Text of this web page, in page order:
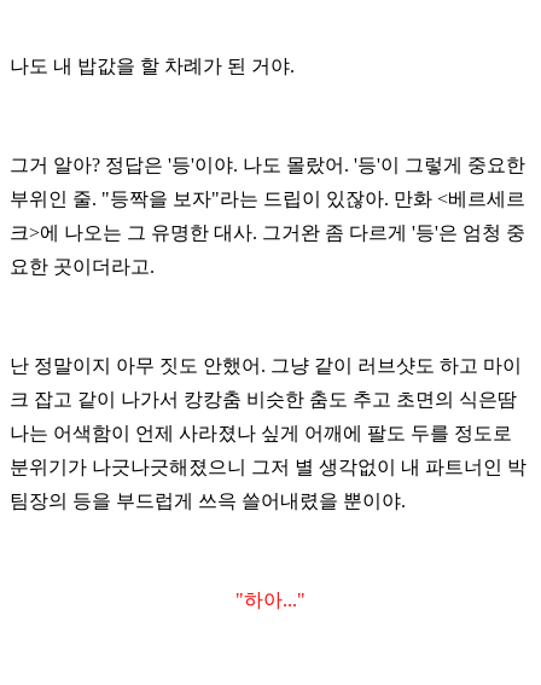
나도 내 밥값을 할 차례가 된 거야.
그거 알아? 정답은 '등'이야. 나도 몰랐어. '등'이 그렇게 중요한
부위인 줄. "등짝을 보자"라는 드립이 있잖아. 만화 <베르세르
크>에 나오는 그 유명한 대사. 그거완 좀 다르게 '등'은 엄청 중
요한 곳이더라고.
난 정말이지 아무 짓도 안했어. 그냥 같이 러브샷도 하고 마이
크 잡고 같이 나가서 캉캉춤 비슷한 춤도 추고 초면의 식은땀
나는 어색함이 언제 사라졌나 싶게 어깨에 팔도 두를 정도로
분위기가 나긋나긋해졌으니
그저 별 생각없이 내 파트너인 박
팀장의 등을 부드럽게 쓰윽 쓸어내렸을 뿐이야.
"하아..."